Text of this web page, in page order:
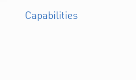
Capabilities